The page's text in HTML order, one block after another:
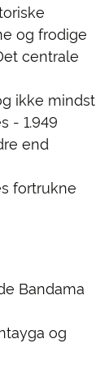
og frodige
centrale
ikke mindst
- 1.949
end
fortrukne
Bandama
og